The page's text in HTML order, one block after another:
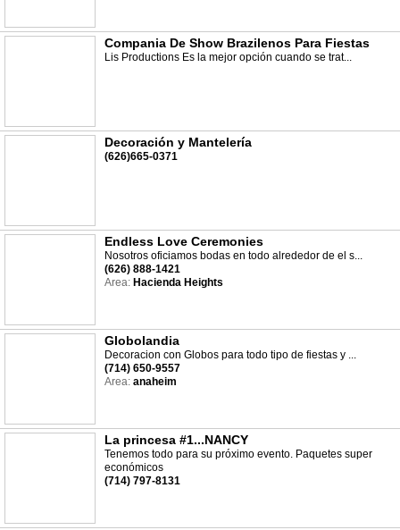
Compania De Show Brazilenos Para Fiestas
Lis Productions Es la mejor opción cuando se trat...
Decoración y Mantelería
(626)665-0371
Endless Love Ceremonies
Nosotros oficiamos bodas en todo alrededor de el s...
(626) 888-1421
Area: Hacienda Heights
Globolandia
Decoracion con Globos para todo tipo de fiestas y ...
(714) 650-9557
Area: anaheim
La princesa #1...NANCY
Tenemos todo para su próximo evento. Paquetes super
económicos
(714) 797-8131